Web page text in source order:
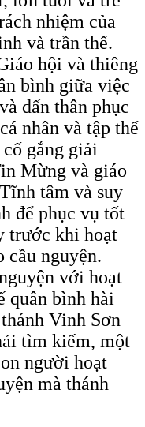
nhiệm của
và trần thế.
hội và thiêng
bình giữa việc
dấn thân phục
nhân và tập thể
gắng giải
Mừng và giáo
tâm và suy
để phục vụ tốt
trước khi hoạt
cầu nguyện.
với hoạt
quân bình hài
Vinh Sơn
tìm kiếm, một
người hoạt
mà thánh